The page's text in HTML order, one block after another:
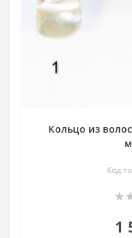
Кольцо из
Код
1